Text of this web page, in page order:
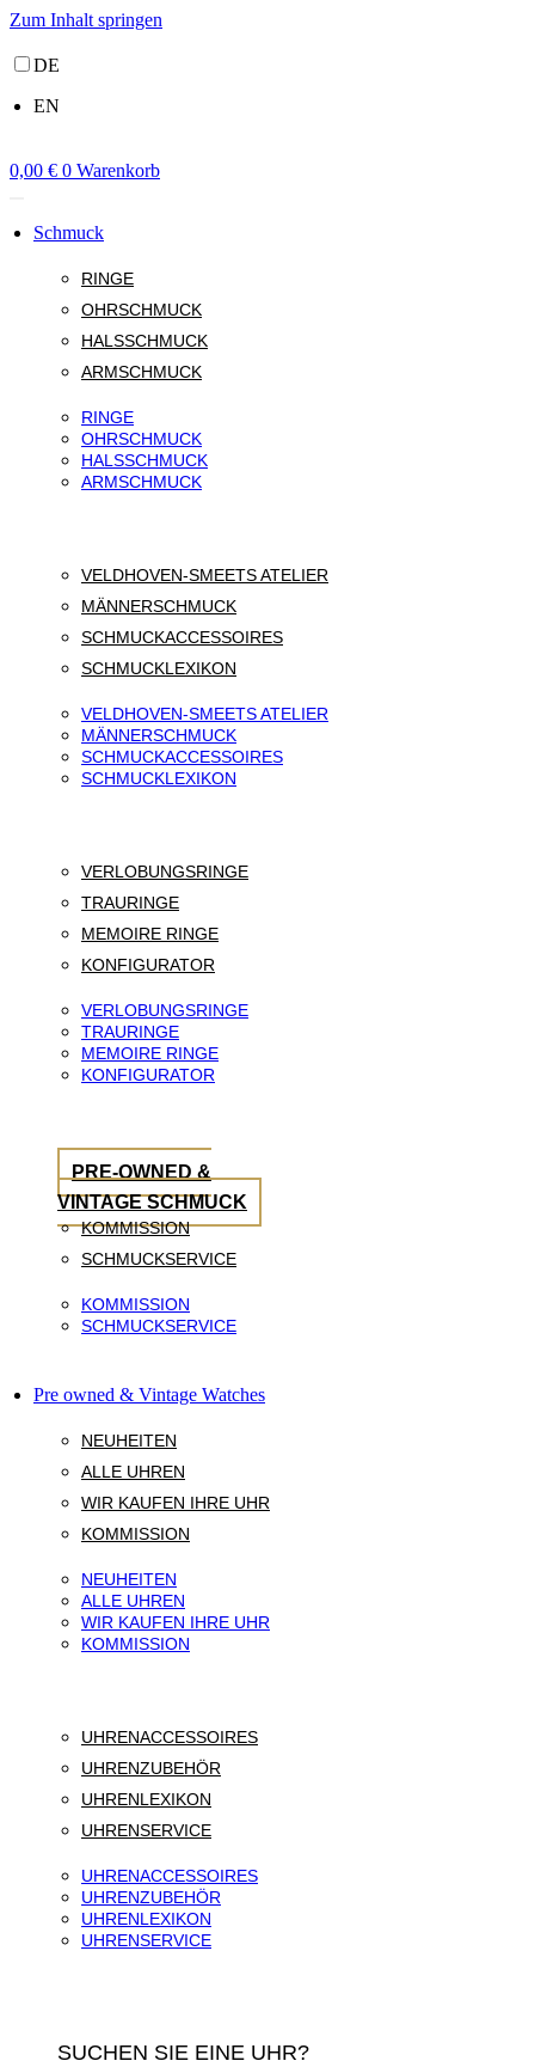
Zum Inhalt springen
DE
EN
0,00 € 0 Warenkorb
Schmuck
RINGE
OHRSCHMUCK
HALSSCHMUCK
ARMSCHMUCK
RINGE
OHRSCHMUCK
HALSSCHMUCK
ARMSCHMUCK
VELDHOVEN-SMEETS ATELIER
MÄNNERSCHMUCK
SCHMUCKACCESSOIRES
SCHMUCKLEXIKON
VELDHOVEN-SMEETS ATELIER
MÄNNERSCHMUCK
SCHMUCKACCESSOIRES
SCHMUCKLEXIKON
VERLOBUNGSRINGE
TRAURINGE
MEMOIRE RINGE
KONFIGURATOR
VERLOBUNGSRINGE
TRAURINGE
MEMOIRE RINGE
KONFIGURATOR
PRE-OWNED &
VINTAGE SCHMUCK
KOMMISSION
SCHMUCKSERVICE
KOMMISSION
SCHMUCKSERVICE
Pre owned & Vintage Watches
NEUHEITEN
ALLE UHREN
WIR KAUFEN IHRE UHR
KOMMISSION
NEUHEITEN
ALLE UHREN
WIR KAUFEN IHRE UHR
KOMMISSION
UHRENACCESSOIRES
UHRENZUBEHÖR
UHRENLEXIKON
UHRENSERVICE
UHRENACCESSOIRES
UHRENZUBEHÖR
UHRENLEXIKON
UHRENSERVICE
SUCHEN SIE EINE UHR?